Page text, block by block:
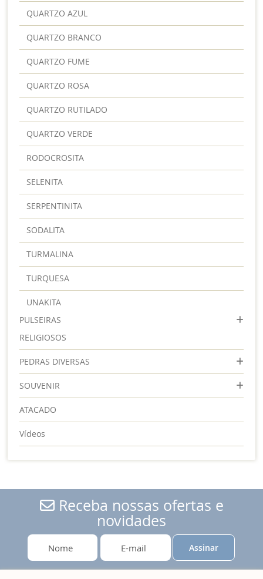
QUARTZO AZUL
QUARTZO BRANCO
QUARTZO FUME
QUARTZO ROSA
QUARTZO RUTILADO
QUARTZO VERDE
RODOCROSITA
SELENITA
SERPENTINITA
SODALITA
TURMALINA
TURQUESA
UNAKITA
PULSEIRAS
RELIGIOSOS
PEDRAS DIVERSAS
SOUVENIR
ATACADO
Vídeos
Receba nossas ofertas e
novidades
Assinar